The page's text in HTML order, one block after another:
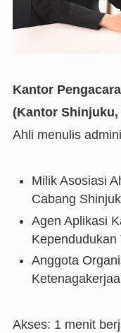
Kantor
(Kantor Shinjuku,
Ahli menulis
Milik Asosiasi
Cabang
Agen Aplikasi
Kependudukan
Anggota
Akses: 1 menit